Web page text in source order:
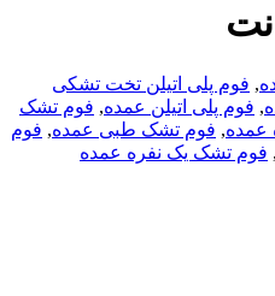
, فوم پلی اتیلن تخت تشکی
, فوم پلی اتیلن عمده, فوم تشک
عمده, فوم تشک طبی عمده, فوم
, فوم تشک یک نفره عمده